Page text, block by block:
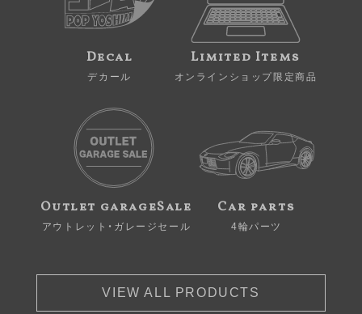
Decal
デカール
Limited Items
オンラインショップ限定商品
Outlet garageSale
アウトレット・ガレージセール
Car parts
4輪パーツ
VIEW ALL PRODUCTS